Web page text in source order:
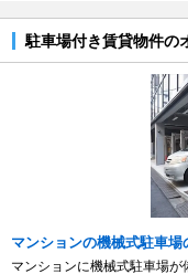
駐車場付き賃貸物件の
マンションの機械式駐車
マンションに機械式駐車場